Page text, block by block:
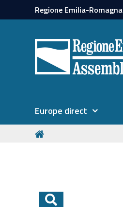
Regione Emilia-Romagna
Europe direct